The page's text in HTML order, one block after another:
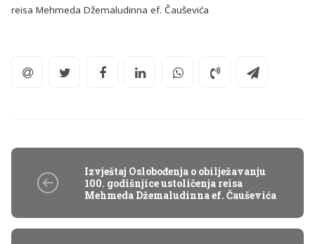
reisa Mehmeda Džemaludinna ef. Čauševića
Izvještaj Oslobođenja o obilježavanju
100. godišnjice ustoličenja reisa
Mehmeda Džemaludinna ef. Čauševića